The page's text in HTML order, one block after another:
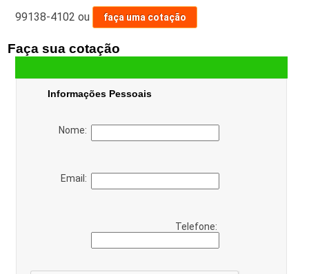
99138-4102 ou faça uma cotação
Faça sua cotação
Informações Pessoais
Nome:
Email:
Telefone: